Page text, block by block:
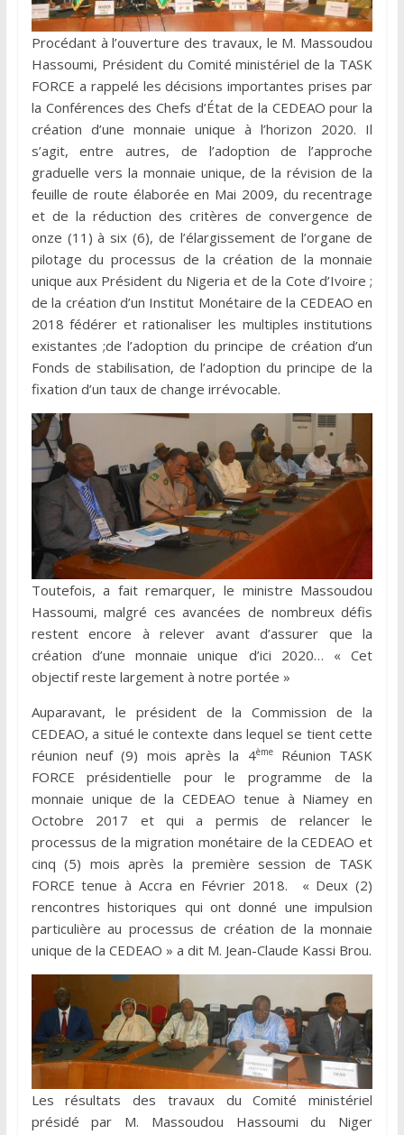
Procédant à l’ouverture des travaux, le M. Massoudou
Hassoumi, Président du Comité ministériel de la TASK
FORCE a rappelé les décisions importantes prises par
la Conférences des Chefs d’État de la CEDEAO pour la
création d’une monnaie unique à l’horizon 2020. Il
s’agit, entre autres, de l’adoption de l’approche
graduelle vers la monnaie unique, de la révision de la
feuille de route élaborée en Mai 2009, du recentrage
et de la réduction des critères de convergence de
onze (11) à six (6), de l’élargissement de l’organe de
pilotage du processus de la création de la monnaie
unique aux Président du Nigeria et de la Cote d’Ivoire ;
de la création d’un Institut Monétaire de la CEDEAO en
2018 fédérer et rationaliser les multiples institutions
existantes ;de l’adoption du principe de création d’un
Fonds de stabilisation, de l’adoption du principe de la
fixation d’un taux de change irrévocable.
Toutefois, a fait remarquer, le ministre Massoudou
Hassoumi, malgré ces avancées de nombreux défis
restent encore à relever avant d’assurer que la
création d’une monnaie unique d’ici 2020… « Cet
objectif reste largement à notre portée »
Auparavant, le président de la Commission de la
CEDEAO, a situé le contexte dans lequel se tient cette
réunion neuf (9) mois après la 4èmeRéunion TASK
FORCE présidentielle pour le programme de la
monnaie unique de la CEDEAO tenue à Niamey en
Octobre 2017 et qui a permis de relancer le
processus de la migration monétaire de la CEDEAO et
cinq (5) mois après la première session de TASK
FORCE tenue à Accra en Février 2018. « Deux (2)
rencontres historiques qui ont donné une impulsion
particulière au processus de création de la monnaie
unique de la CEDEAO » a dit M. Jean-Claude Kassi Brou.
Les résultats des travaux du Comité ministériel
présidé par M. Massoudou Hassoumi du Niger